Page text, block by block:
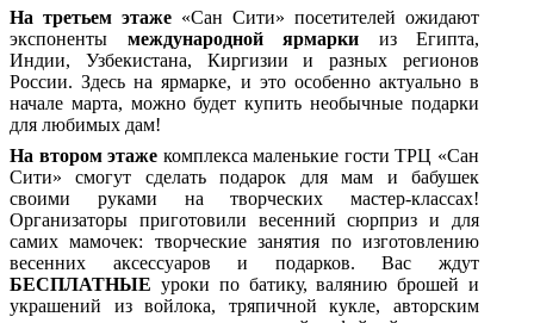
На третьем этаже «Сан Сити» посетителей ожидают
экспоненты международной ярмарки из Египта,
Индии, Узбекистана, Киргизии и разных регионов
России. Здесь на ярмарке, и это особенно актуально в
начале марта, можно будет купить необычные подарки
для любимых дам!
На втором этаже комплекса маленькие гости ТРЦ «Сан
Сити» смогут сделать подарок для мам и бабушек
своими руками на творческих мастер-классах!
Организаторы приготовили весенний сюрприз и для
самих мамочек: творческие занятия по изготовлению
весенних аксессуаров и подарков. Вас ждут
БЕСПЛАТНЫЕ уроки по батику, валянию брошей и
украшений из войлока, тряпичной кукле, авторским